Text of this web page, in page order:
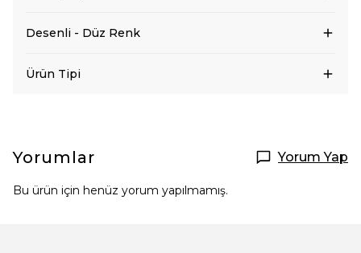
Desenli - Düz Renk
Ürün Tipi
Yorumlar Yorum Yap
Bu ürün için henüz yorum yapılmamış.